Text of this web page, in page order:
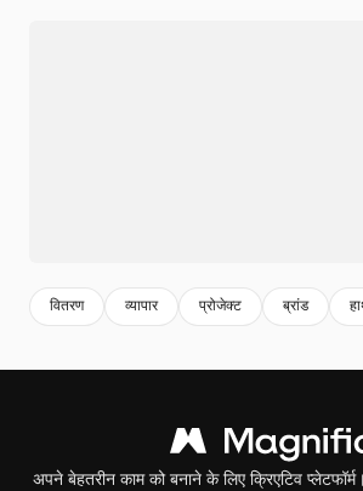
वितरण व्यापार प्रोजेक्ट ब्रांड
अपने बेहतरीन काम को बनाने के लिए क्रिएटिव